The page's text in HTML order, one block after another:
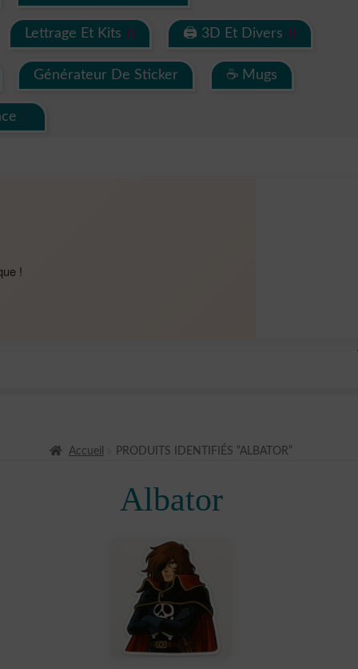
Lettrage Et Kits 🖨 3D Et Divers
Générateur De Sticker ☕ Mugs
!
Accueil PRODUITS IDENTIFIÉS “ALBATOR”
Albator